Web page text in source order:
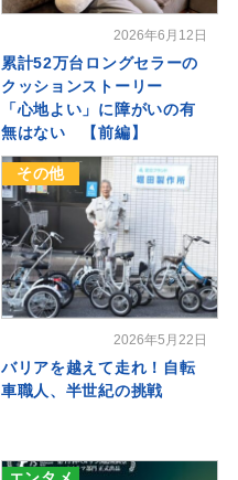
2026年6月12日
累計52万台ロングセラーの
クッションストーリー
「心地よい」に障がいの有
無はない 【前編】
その他
2026年5月22日
バリアを越えて走れ！自転
車職人、半世紀の挑戦